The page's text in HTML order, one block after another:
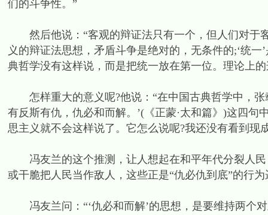
们的斗争性。”
然后他说：“客观的辩证法只有一个，但人们对于
义的辩证法思想，矛盾斗争是绝对的，无条件的;‘统
典哲学没有这样说，而是把统一放在第一位。理论上
怎样重大的意义呢?他说：“在中国古典哲学中，张
有反斯有仇，仇必和而解。’(《正蒙·太和篇》)这四
思主义就不会这样说了。它怎么说呢?我还没有看到现
冯友兰的这个推测，让人想起在和平年代分裂人民
或干脆把人民当作敌人，这些正是“仇必仇到底”的行为
冯友兰问：“‘仇必和而解’的思想，是要维持两个